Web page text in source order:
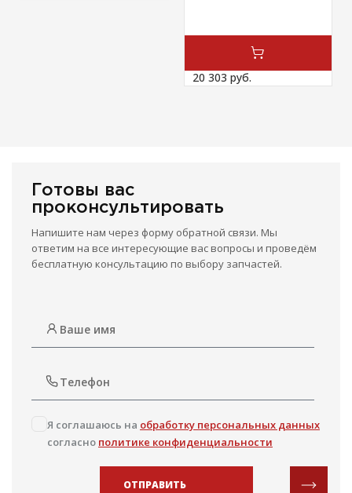
20 303 руб.
Готовы вас
проконсультировать
Напишите нам через форму обратной связи. Мы
ответим на все интересующие вас вопросы и проведём
бесплатную консультацию по выбору запчастей.
Я соглашаюсь на обработку персональных данных
согласно политике конфиденциальности
ОТПРАВИТЬ